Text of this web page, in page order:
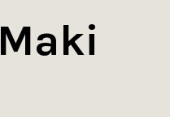
Maki